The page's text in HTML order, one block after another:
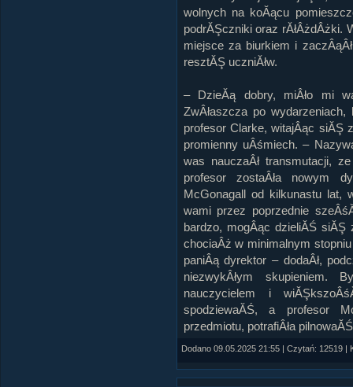
wolnych na koĂącu
podrĂŞczniki oraz rĂłÂżdÂżki.
miejsce za biurkiem i
resztĂŞ uczniĂłw.
– DzieĂą dobry, miÂło mi
ZwÂłaszcza po wydarzeniach,
profesor Clarke, witajÂąc siĂŞ
promienny uÂśmiech. –
was nauczaÂł transmutacji,
profesor zostaÂła nowym
McGonagall od kilkunastu lat,
wami przez poprzednie
bardzo, mogÂąc dzieliĂŚ
chociaÂż w minimalnym
paniÂą dyrektor – dodaÂł,
niezwykÂłym skupieniem.
nauczycielem i
spodziewaĂŚ, a profesor
przedmiotu, potrafiÂła
Dodano 09.05.2025 21:55 | Czytań: 12519 |